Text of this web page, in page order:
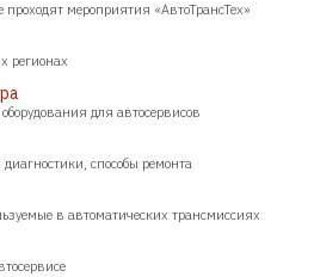
проходят мероприятия «АвтоТрансТех»
регионах
для автосервисов
способы ремонта
в автоматических трансмиссиях